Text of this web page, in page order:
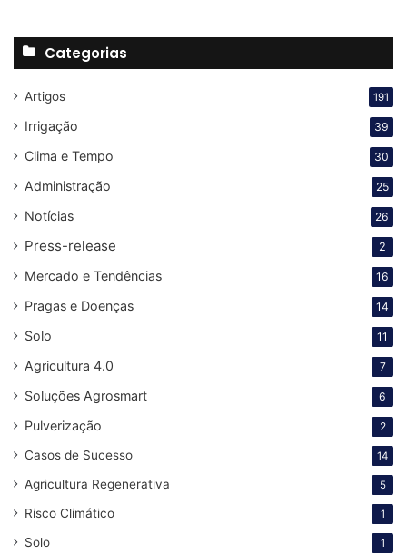
Categorias
Artigos 191
Irrigação 39
Clima e Tempo 30
Administração 25
Notícias 26
Press-release 2
Mercado e Tendências 16
Pragas e Doenças 14
Solo 11
Agricultura 4.0 7
Soluções Agrosmart 6
Pulverização 2
Casos de Sucesso 14
Agricultura Regenerativa 5
Risco Climático 1
Solo 1